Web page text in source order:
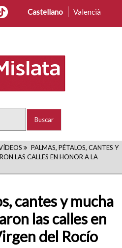
Castellano Valencià
RUTA
DE
PALMAS, PÉTALOS, CANTES Y
LAS CALLES EN HONOR A LA
cantes y mucha
las calles en
del Rocío